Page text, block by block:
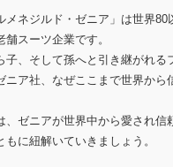
メネジルド・ゼニア」は世界
舗スーツ企業です。
子、そして孫へと引き継がれる
ニア社、なぜここまで世界から
、ゼニアが世界中から愛され信
もに紐解いていきましょう。